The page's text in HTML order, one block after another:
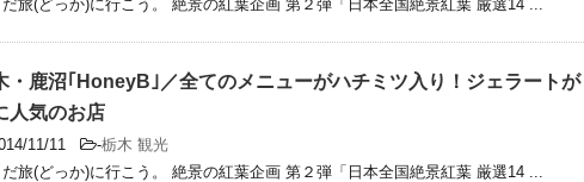
だ旅(どっか)に行こう。 絶景の紅葉企画 第２弾「日本全国絶景紅葉 厳選14 ...
・鹿沼｢HoneyB｣／全てのメニューがハチミツ入り！ジェラートが
人気のお店
11/11 -栃木 観光
だ旅(どっか)に行こう。 絶景の紅葉企画 第２弾「日本全国絶景紅葉 厳選14 ...